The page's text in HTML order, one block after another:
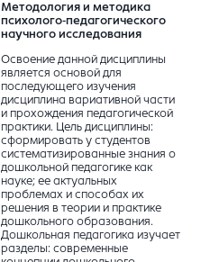
Методология и методика
психолого-педагогического
научного исследования
Освоение данной дисциплины
является основой для
последующего изучения
дисциплина вариативной части
и прохождения педагогической
практики. Цель дисциплины:
сформировать у студентов
систематизированные знания о
дошкольной педагогике как
науке; ее актуальных
проблемах и способах их
решения в теории и практике
дошкольного образования.
Дошкольная педагогика изучает
разделы: современные